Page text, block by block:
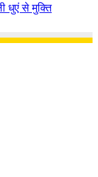
धुएं से मुक्ति